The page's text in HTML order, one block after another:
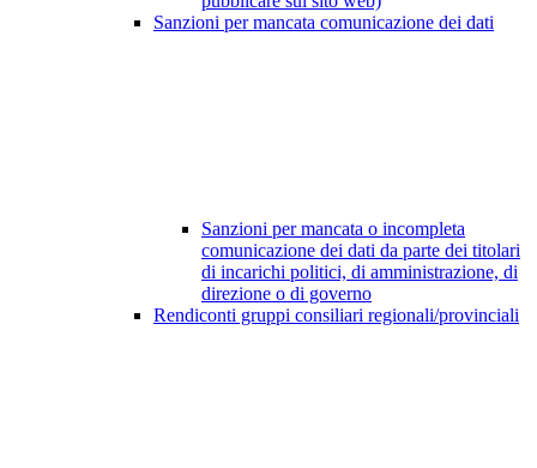
Sanzioni per mancata comunicazione dei dati
Sanzioni per mancata o incompleta
comunicazione dei dati da parte dei titolari
di incarichi politici, di amministrazione, di
direzione o di governo
Rendiconti gruppi consiliari regionali/provinciali